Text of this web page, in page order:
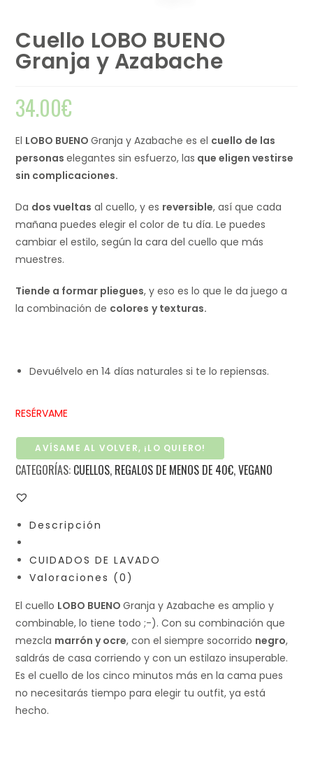
Cuello LOBO BUENO
Granja y Azabache
34.00€
El LOBO BUENOGranja y Azabache es el cuello de las
personaselegantes sin esfuerzo, las que eligen vestirse
sin complicaciones.
Da dos vueltas al cuello, y es reversible, así que cada
mañana puedes elegir el color de tu día. Le puedes
cambiar el estilo, según la cara del cuello que más
muestres.
Tiende a formar pliegues, y eso es lo que le da juego a
la combinación de colores y texturas.
Devuélvelo en 14 días naturales si te lo repiensas.
RESÉRVAME
AVÍSAME AL VOLVER, ¡LO QUIERO!
CATEGORÍAS: CUELLOS, REGALOS DE MENOS DE 40€,VEGANO
Descripción
CUIDADOS DE LAVADO
Valoraciones (0)
El cuello LOBO BUENOGranja y Azabache es amplio y
combinable, lo tiene todo ;-). Con su combinación que
mezcla marrón y ocre, con el siempre socorrido negro,
saldrás de casa corriendo y con un estilazo insuperable.
Es el cuello de los cinco minutos más en la cama pues
no necesitarás tiempo para elegir tu outfit, ya está
hecho.